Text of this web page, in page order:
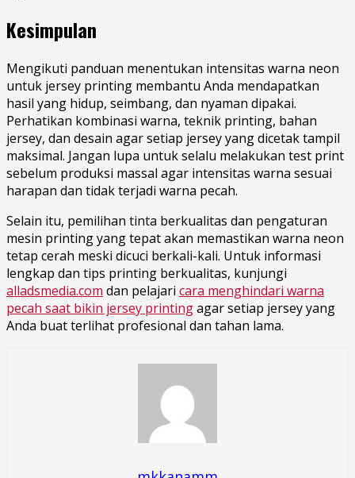
Kesimpulan
Mengikuti panduan menentukan intensitas warna neon
untuk jersey printing membantu Anda mendapatkan
hasil yang hidup, seimbang, dan nyaman dipakai.
Perhatikan kombinasi warna, teknik printing, bahan
jersey, dan desain agar setiap jersey yang dicetak tampil
maksimal. Jangan lupa untuk selalu melakukan test print
sebelum produksi massal agar intensitas warna sesuai
harapan dan tidak terjadi warna pecah.
Selain itu, pemilihan tinta berkualitas dan pengaturan
mesin printing yang tepat akan memastikan warna neon
tetap cerah meski dicuci berkali-kali. Untuk informasi
lengkap dan tips printing berkualitas, kunjungi
alladsmedia.com dan pelajari cara menghindari warna
pecah saat bikin jersey printingagar setiap jersey yang
Anda buat terlihat profesional dan tahan lama.